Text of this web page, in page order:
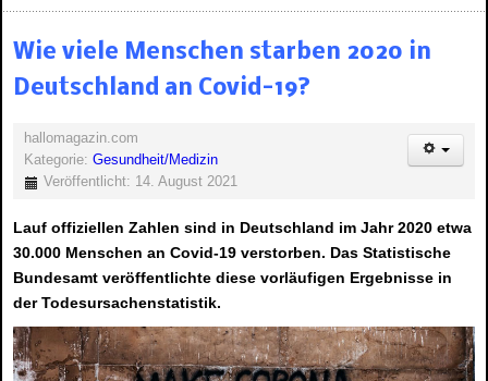
Header Images
Wie viele Menschen starben 2020 in
Deutschland an Covid-19?
hallomagazin.com
Kategorie: Gesundheit/Medizin
Veröffentlicht: 14. August 2021
Lauf offiziellen Zahlen sind in Deutschland im Jahr 2020 etwa
30.000 Menschen an Covid-19 verstorben. Das Statistische
Bundesamt veröffentlichte diese vorläufigen Ergebnisse in
der Todesursachenstatistik.